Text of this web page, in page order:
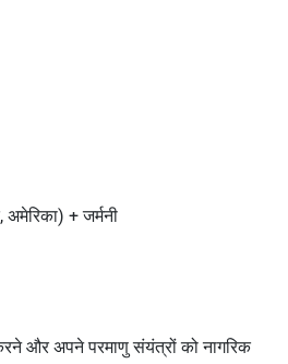
+ जर्मनी
और अपने परमाणु संयंत्रों को नागरिक